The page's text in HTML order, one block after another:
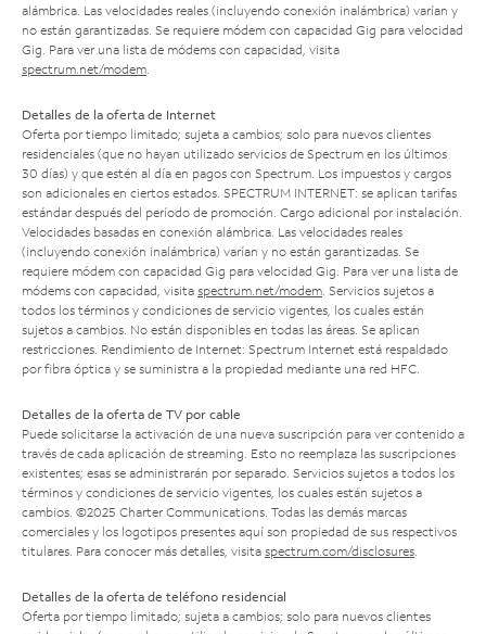
alámbrica. Las velocidades reales (incluyendo conexión inalámbrica) varían y
no están garantizadas. Se requiere módem con capacidad Gig para velocidad
Gig. Para ver una lista de módems con capacidad, visita
spectrum.net/modem
Detalles de la oferta de Internet
Oferta por tiempo limitado; sujeta a cambios; solo para nuevos clientes
residenciales (que no hayan utilizado servicios de Spectrum en los últimos
30 días) y que estén al día en pagos con Spectrum. Los impuestos y cargos
son adicionales en ciertos estados. SPECTRUM INTERNET: se aplican tarifas
estándar después del período de promoción. Cargo adicional por instalación.
Velocidades basadas en conexión alámbrica. Las velocidades reales
(incluyendo conexión inalámbrica) varían y no están garantizadas. Se
requiere módem con capacidad Gig para velocidad Gig. Para ver una lista de
módems con capacidad, visita spectrum.net/modem . Servicios sujetos a
todos los términos y condiciones de servicio vigentes, los cuales están
sujetos a cambios. No están disponibles en todas las áreas. Se aplican
restricciones. Rendimiento de Internet: Spectrum Internet está respaldado
por fibra óptica y se suministra a la propiedad mediante una red HFC.
Detalles de la oferta de TV por cable
Puede solicitarse la activación de una nueva suscripción para ver contenido a
través de cada aplicación de streaming. Esto no reemplaza las suscripciones
existentes; esas se administrarán por separado. Servicios sujetos a todos los
términos y condiciones de servicio vigentes, los cuales están sujetos a
cambios. ©2025 Charter Communications. Todas las demás marcas
comerciales y los logotipos presentes aquí son propiedad de sus respectivos
titulares. Para conocer más detalles, visita spectrum.com/disclosures
Detalles de la oferta de teléfono residencial
Oferta por tiempo limitado; sujeta a cambios; solo para nuevos clientes